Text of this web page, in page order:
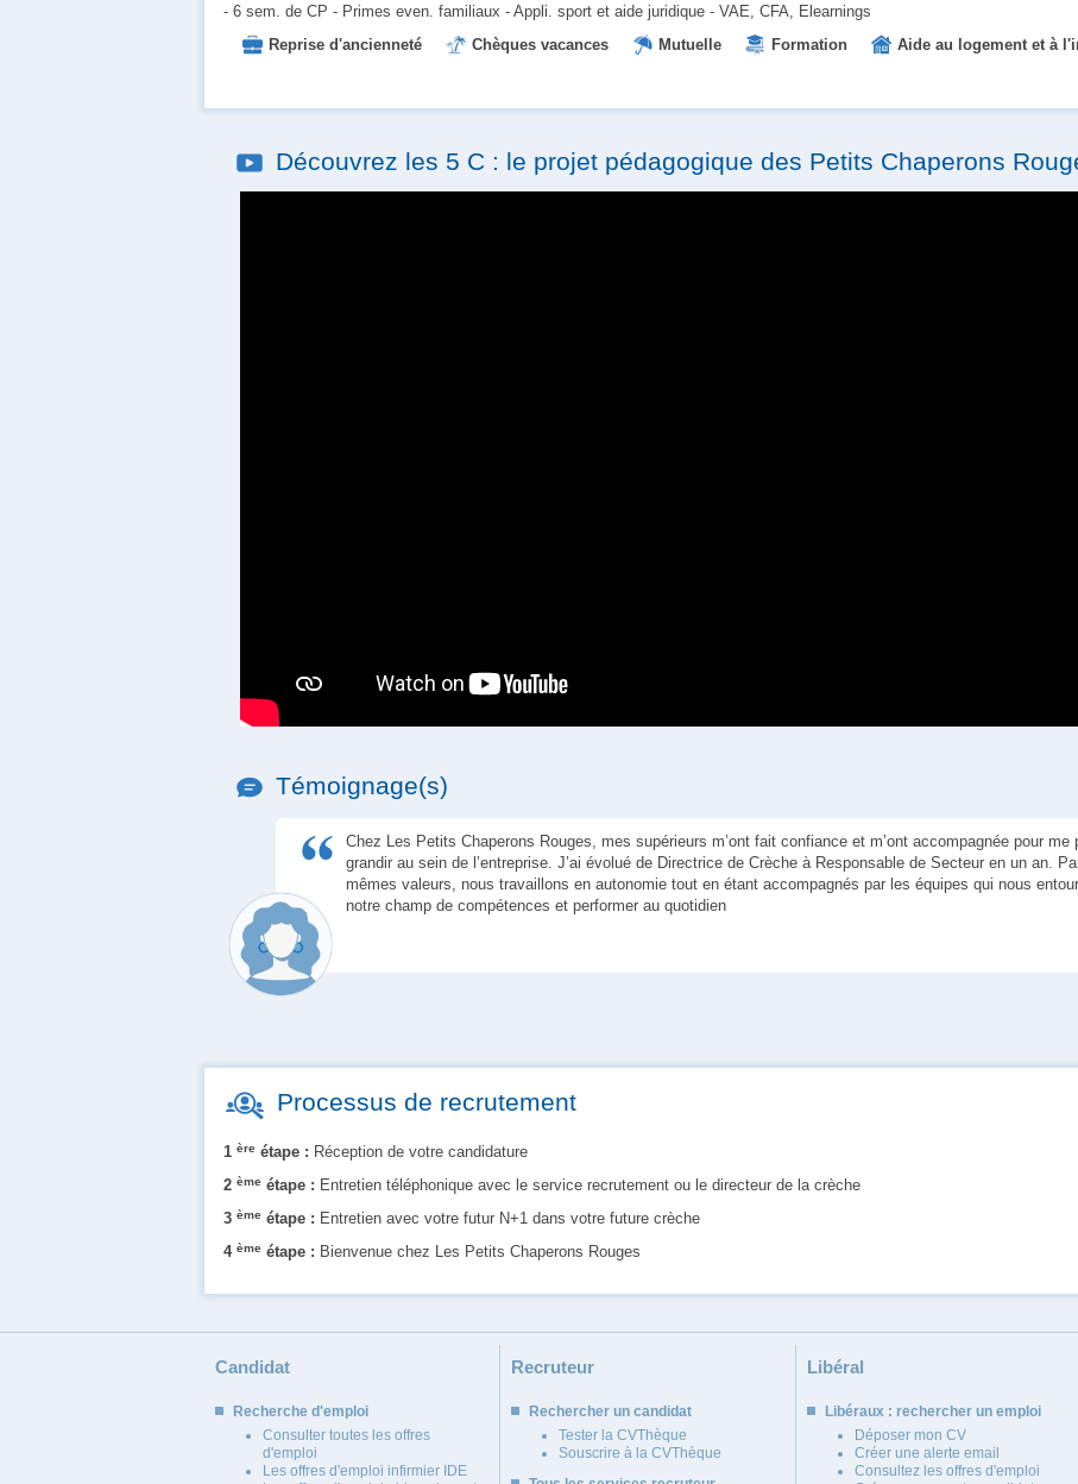
- 6 sem. de CP - Primes even. familiaux - Appli. sport et aide juridique - VAE, CFA, Elearnings
Reprise d'ancienneté
Chèques vacances Mutuelle Formation
Aide au logement et à
Découvrez les 5 C : le projet pédagogique des Petits Chaperons
Témoignage(s)
Chez Les Petits Chaperons Rouges, mes supérieurs m’ont fait confiance et m’ont accompagnée pour me
grandir au sein de l’entreprise. J’ai évolué de Directrice de Crèche à Responsable de Secteur en un an.
mêmes valeurs, nous travaillons en autonomie tout en étant accompagnés par les équipes qui nous
notre champ de compétences et performer au quotidien
Processus de recrutement
1 ère étape : Réception de votre candidature
2 ème étape : Entretien téléphonique avec le service recrutement ou le directeur de la crèche
3 ème étape : Entretien avec votre futur N+1 dans votre future crèche
4 ème étape : Bienvenue chez Les Petits Chaperons Rouges
Candidat
Recherche d'emploi
Consulter toutes les offres
d'emploi
Les offres d'emploi infirmier IDE
Recruteur
Rechercher un candidat
Tester la CVThèque
Souscrire à la CVThèque
Libéral
Libéraux : rechercher un emploi
Déposer mon CV
Créer une alerte email
Consultez les offres d'emploi